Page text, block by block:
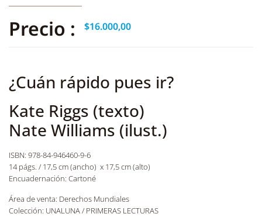
Precio : $16.000,00
¿Cuán rápido pues ir?
Kate Riggs (texto)
Nate Williams (ilust.)
ISBN: 978-84-946460-9-6
14 págs. / 17,5 cm (ancho) x 17,5 cm (alto)
Encuadernación: Cartoné
Área de venta: Derechos Mundiales
Colección: UNALUNA / PRIMERAS LECTURAS